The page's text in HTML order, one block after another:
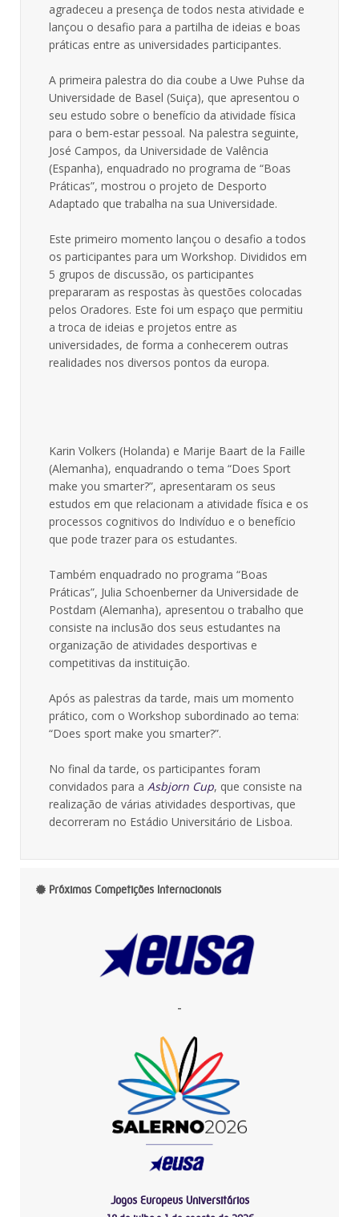
agradeceu a presença de todos nesta atividade e
lançou o desafio para a partilha de ideias e boas
práticas entre as universidades participantes.
A primeira palestra do dia coube a Uwe Puhse da
Universidade de Basel (Suiça), que apresentou o
seu estudo sobre o benefício da atividade física
para o bem-estar pessoal. Na palestra seguinte,
José Campos, da Universidade de Valência
(Espanha), enquadrado no programa de “Boas
Práticas”, mostrou o projeto de Desporto
Adaptado que trabalha na sua Universidade.
Este primeiro momento lançou o desafio a todos
os participantes para um Workshop. Divididos em
5 grupos de discussão, os participantes
prepararam as respostas às questões colocadas
pelos Oradores. Este foi um espaço que permitiu
a troca de ideias e projetos entre as
universidades, de forma a conhecerem outras
realidades nos diversos pontos da europa.
Karin Volkers (Holanda) e Marije Baart de la Faille
(Alemanha), enquadrando o tema “Does Sport
make you smarter?”, apresentaram os seus
estudos em que relacionam a atividade física e os
processos cognitivos do Indivíduo e o benefício
que pode trazer para os estudantes.
Também enquadrado no programa “Boas
Práticas”, Julia Schoenberner da Universidade de
Postdam (Alemanha), apresentou o trabalho que
consiste na inclusão dos seus estudantes na
organização de atividades desportivas e
competitivas da instituição.
Após as palestras da tarde, mais um momento
prático, com o Workshop subordinado ao tema:
“Does sport make you smarter?”.
No final da tarde, os participantes foram
convidados para a Asbjorn Cup, que consiste na
realização de várias atividades desportivas, que
decorreram no Estádio Universitário de Lisboa.
Próximas Competições Internacionais
-
Jogos Europeus Universitários